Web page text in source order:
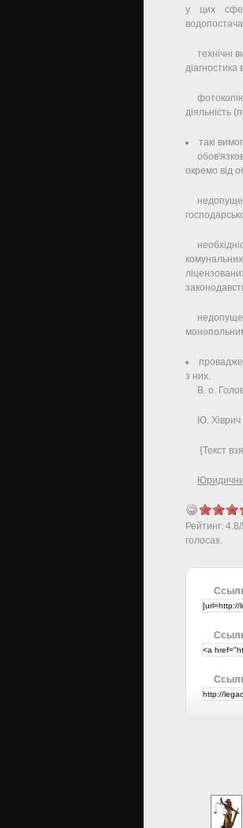
у цих
технічні
діагностика
діяльність
такі
окремо від
з них.
В. о.
Ю. Хіврич
{Текст
Рейтинг: 4.8/
голосах.